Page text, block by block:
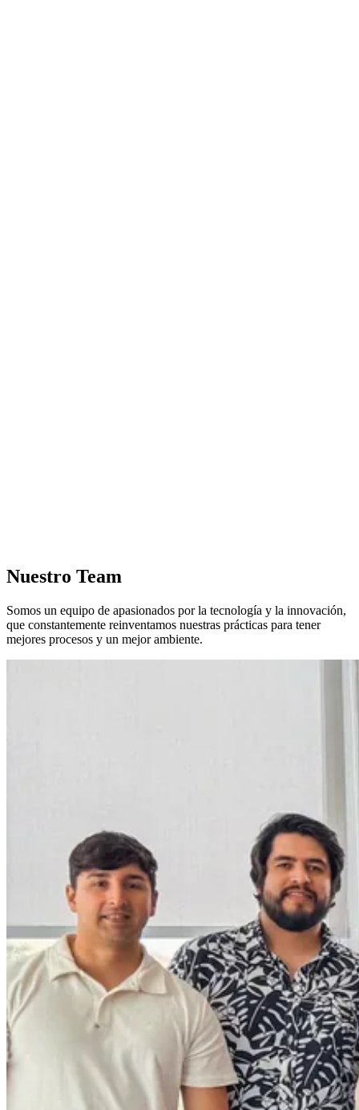
Nuestro Team
Somos un equipo de apasionados por la tecnología y la innovación,
que constantemente reinventamos nuestras prácticas para tener
mejores procesos y un mejor ambiente.